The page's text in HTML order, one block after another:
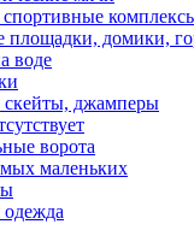
спортивные
площадки, домики,
воде
скейты, джамперы
ворота
маленьких
одежда